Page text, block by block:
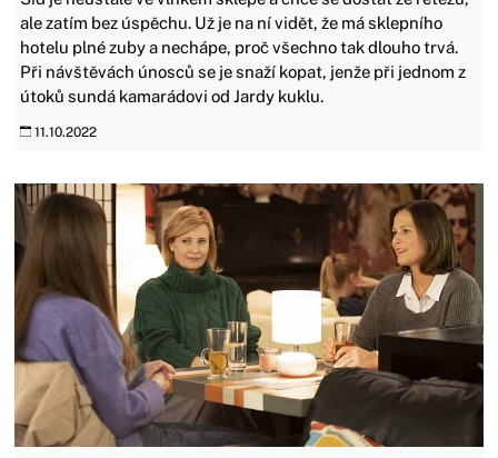
ale zatím bez úspěchu. Už je na ní vidět, že má sklepního
hotelu plné zuby a nechápe, proč všechno tak dlouho trvá.
Při návštěvách únosců se je snaží kopat, jenže při jednom z
útoků sundá kamarádovi od Jardy kuklu.
11.10.2022